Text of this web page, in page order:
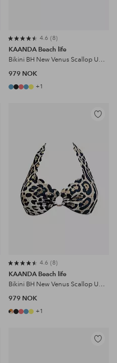
4.6 8
KAANDA Beach life
Bikini BH New Venus Scallop UW Halter Top
979 NOK
+1
Legg
4.6 8
KAANDA Beach life
Bikini BH New Venus Scallop UW Halter Top
979 NOK
+1
Legg